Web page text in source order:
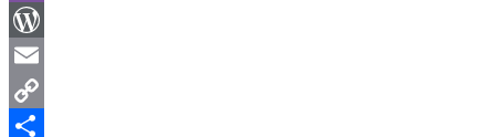
Viber
WordPress
Email
Copy